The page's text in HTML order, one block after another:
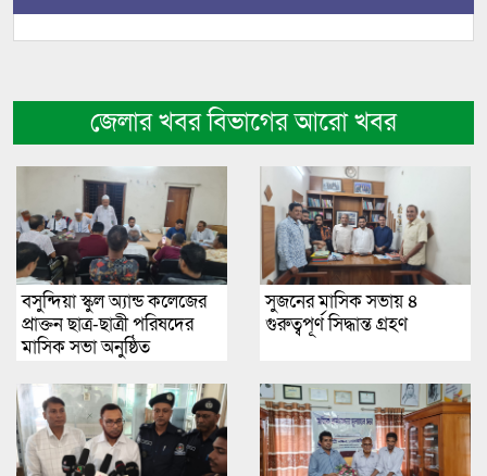
জেলার খবর বিভাগের আরো খবর
বসুন্দিয়া স্কুল অ্যান্ড কলেজের
প্রাক্তন ছাত্র-ছাত্রী পরিষদের
মাসিক সভা অনুষ্ঠিত
সুজনের মাসিক সভায় ৪
গুরুত্বপূর্ণ সিদ্ধান্ত গ্রহণ